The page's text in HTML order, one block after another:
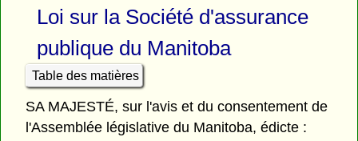
Loi sur la Société d'assurance
publique du Manitoba
Table des matières
SA MAJESTÉ, sur l'avis et du consentement de
l'Assemblée législative du Manitoba, édicte :